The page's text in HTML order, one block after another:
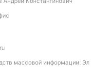
массовой информации: Эл